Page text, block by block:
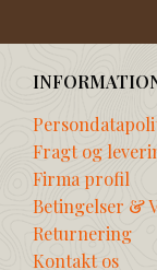
Fragt og
Firma profil
Betingelser &
Returnering
Kontakt os